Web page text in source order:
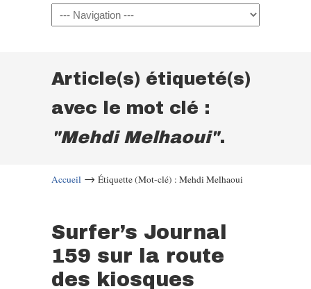
Navigation
Article(s) étiqueté(s)
avec le mot clé :
"Mehdi Melhaoui".
Accueil → Étiquette (Mot-clé) : Mehdi Melhaoui
Surfer’s Journal
159 sur la route
des kiosques